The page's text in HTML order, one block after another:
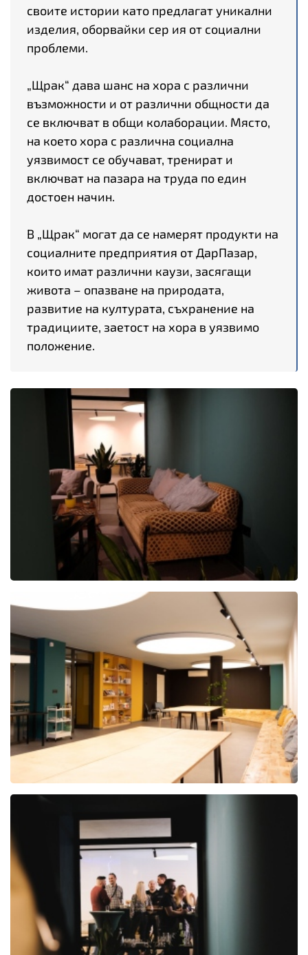
своите истории като предлагат уникални
изделия, оборвайки сер ия от социални
проблеми.
„Щрак“ дава шанс на хора с различни
възможности и от различни общности да
се включват в общи колаборации. Място,
на което хора с различна социална
уязвимост се обучават, тренират и
включват на пазара на труда по един
достоен начин.
В „Щрак“ могат да се намерят продукти на
социалните предприятия от ДарПазар,
които имат различни каузи, засягащи
живота – опазване на природата,
развитие на културата, съхранение на
традициите, заетост на хора в уязвимо
положение.